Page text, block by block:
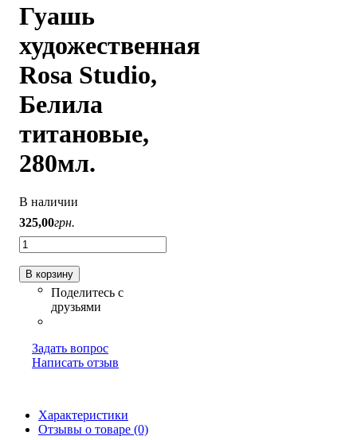
Гуашь
художественная
Rosa Studio,
Белила
титановые,
280мл.
В наличии
325,00грн.
В корзину
Задать вопрос
Написать отзыв
Характеристики
Отзывы о товаре (0)